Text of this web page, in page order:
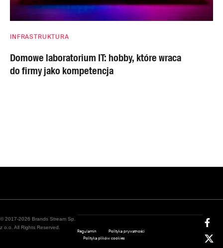
INFRASTRUKTURA
Domowe laboratorium IT: hobby, które wraca
do firmy jako kompetencja
© 2017-2026 Brands Stream Sp.
z o.o. All Rights Reserved.
Regulamin
Polityka prywatności
Polityka plików cookies